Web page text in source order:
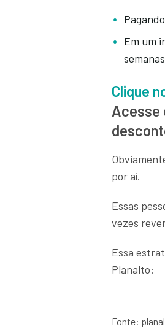
Em um
Clique
Acesse
por aí.
Essas
vezes
Essa
Planalto:
Fonte: